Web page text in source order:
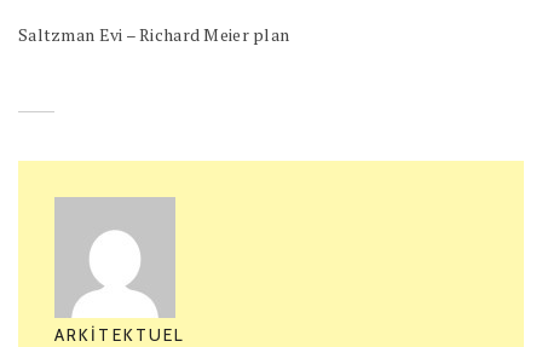
Saltzman Evi – Richard Meier plan
ARKITEKTUEL